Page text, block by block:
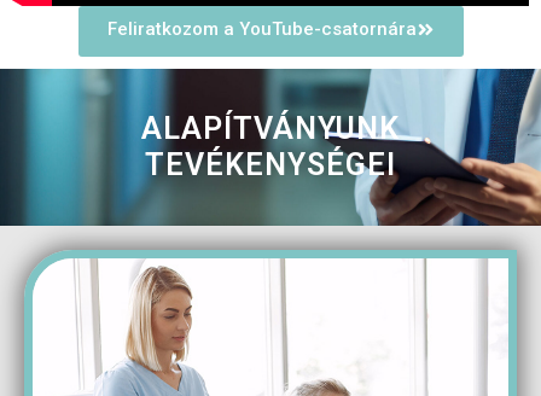
Feliratkozom a YouTube-csatornára
ALAPÍTVÁNYUNK
TEVÉKENYSÉGEI